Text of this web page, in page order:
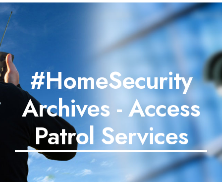
SECTORES
TECNOLOGÍA
TESTIMONIOS
#HomeSecurity
Archives - Access
Patrol Services